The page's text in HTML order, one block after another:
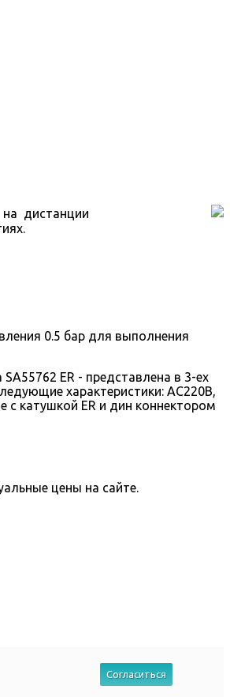
дистанции
0.5 бар для выполнения
ER - представлена в 3-ех
характеристики: AC220В,
с катушкой ER и дин коннектором
цены на сайте.
Согласиться